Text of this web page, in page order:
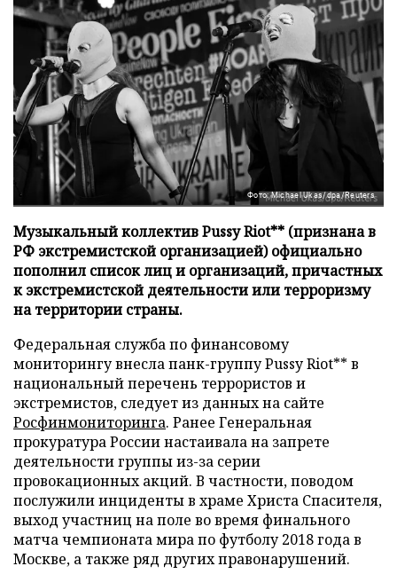
Фото: Michael Ukas/dpa/Reuters
Музыкальный коллектив Pussy Riot** (признана в
РФ экстремистской организацией) официально
пополнил список лиц и организаций, причастных
к экстремистской деятельности или терроризму
на территории страны.
Федеральная служба по финансовому
мониторингу внесла панк-группу Pussy Riot** в
национальный перечень террористов и
экстремистов, следует из данных на сайте
Росфинмониторинга. Ранее Генеральная
прокуратура России настаивала на запрете
деятельности группы из-за серии
провокационных акций. В частности, поводом
послужили инциденты в храме Христа Спасителя,
выход участниц на поле во время финального
матча чемпионата мира по футболу 2018 года в
Москве, а также ряд других правонарушений.